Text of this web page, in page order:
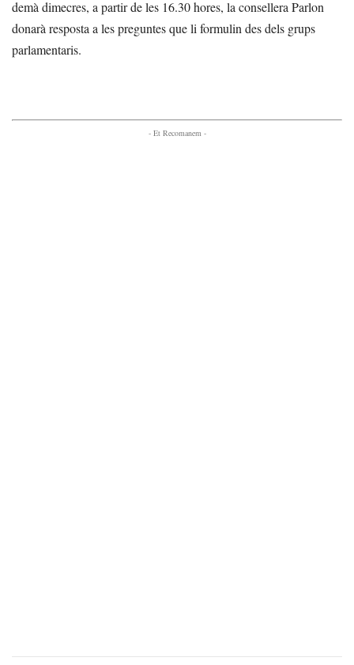
demà dimecres, a partir de les 16.30 hores, la consellera Parlon
donarà resposta a les preguntes que li formulin des dels grups
parlamentaris.
- Et Recomanem -